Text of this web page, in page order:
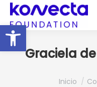
Abrir barra de
Graciela
Inicio